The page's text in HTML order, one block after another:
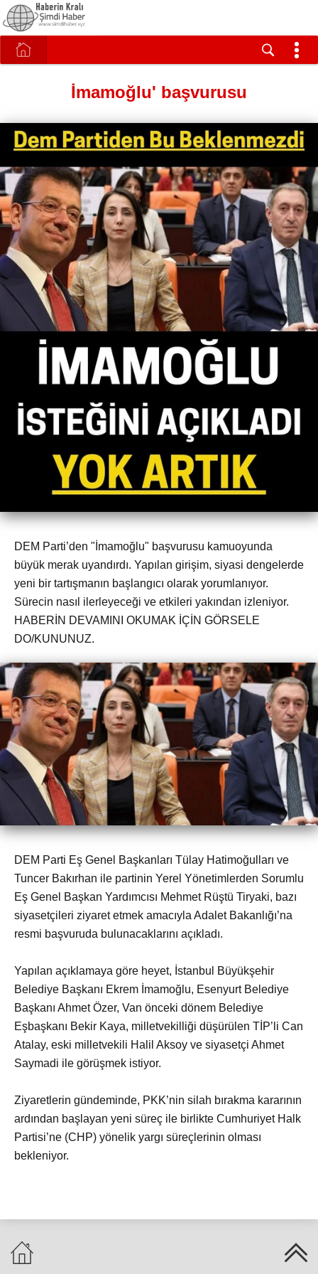
İmamoğlu' başvurusu
DEM Parti’den "İmamoğlu" başvurusu kamuoyunda
büyük merak uyandırdı. Yapılan girişim, siyasi dengelerde
yeni bir tartışmanın başlangıcı olarak yorumlanıyor.
Sürecin nasıl ilerleyeceği ve etkileri yakından izleniyor.
HABERİN DEVAMINI OKUMAK İÇİN GÖRSELE
DO/KUNUNUZ.
DEM Parti Eş Genel Başkanları Tülay Hatimoğulları ve
Tuncer Bakırhan ile partinin Yerel Yönetimlerden Sorumlu
Eş Genel Başkan Yardımcısı Mehmet Rüştü Tiryaki, bazı
siyasetçileri ziyaret etmek amacıyla Adalet Bakanlığı’na
resmi başvuruda bulunacaklarını açıkladı.
Yapılan açıklamaya göre heyet, İstanbul Büyükşehir
Belediye Başkanı Ekrem İmamoğlu, Esenyurt Belediye
Başkanı Ahmet Özer, Van önceki dönem Belediye
Eşbaşkanı Bekir Kaya, milletvekilliği düşürülen TİP’li Can
Atalay, eski milletvekili Halil Aksoy ve siyasetçi Ahmet
Saymadi ile görüşmek istiyor.
Ziyaretlerin gündeminde, PKK’nin silah bırakma kararının
ardından başlayan yeni süreç ile birlikte Cumhuriyet Halk
Partisi’ne (CHP) yönelik yargı süreçlerinin olması
bekleniyor.